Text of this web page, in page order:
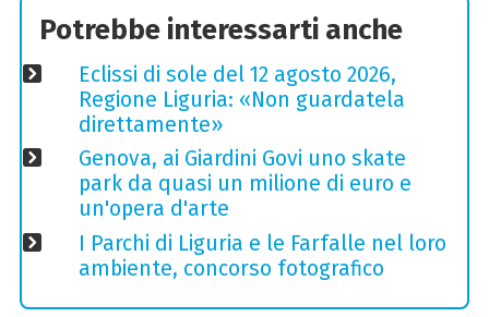
Potrebbe interessarti anche
Eclissi di sole del 12 agosto 2026,
Regione Liguria: «Non guardatela
direttamente»
Genova, ai Giardini Govi uno skate
park da quasi un milione di euro e
un'opera d'arte
I Parchi di Liguria e le Farfalle nel loro
ambiente, concorso fotografico